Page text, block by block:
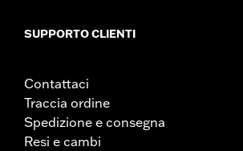
SUPPORTO CLIENTI
Contattaci
Traccia ordine
Spedizione e consegna
Resi e cambi